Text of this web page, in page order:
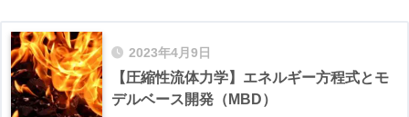
2023年4月9日
【圧縮性流体力学】エネルギー方程式とモ
デルベース開発（MBD）